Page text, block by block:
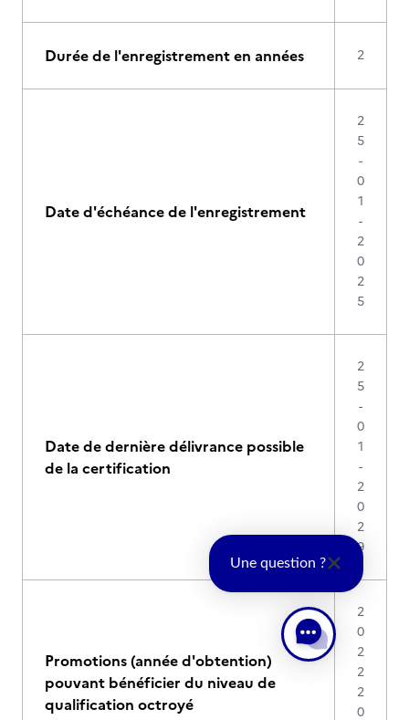
Durée de l'enregistrement en années 2
Date d'échéance de l'enregistrement
2
5
-
0
1
-
2
0
2
5
Date de dernière délivrance possible
de la certification
2
5
-
0
1
-
2
0
2
9
Promotions (année d'obtention)
pouvant bénéficier du niveau de
qualification octroyé
2
0
2
2
2
0
Une question ?